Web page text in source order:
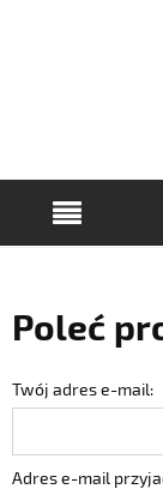
Poleć
Twój adres e-mail:
Adres e-mail